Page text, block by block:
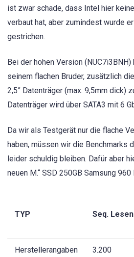
ist zwar schade, dass Intel hier
verbaut hat, aber zumindest wurde
gestrichen.
Bei der hohen Version
seinem flachen Bruder, zusätzlich
2,5” Datenträger (max. 9,5mm dick)
Datenträger wird über SATA3 mit 6
Da wir als Testgerät nur die flache
haben, müssen wir die Benchmarks
leider schuldig bleiben. Dafür aber
neuen M.“ SSD 250GB Samsung 960
TYP Seq. Lesen
Herstellerangaben
3.200